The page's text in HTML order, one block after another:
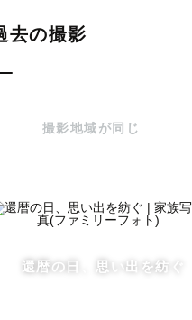
「今だからこそ感じてい
担当として、社員の撮影
れてそう」と言われます
去の撮影
撮影地域が同じ
還暦の日、思い出を紡ぐ